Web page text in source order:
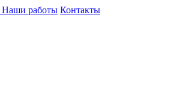
Наши работы Контакты